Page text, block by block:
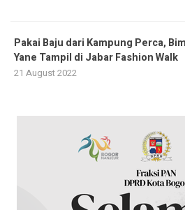
Pakai Baju dari Kampung Perca,
Yane Tampil di Jabar Fashion Walk
21 August 2022